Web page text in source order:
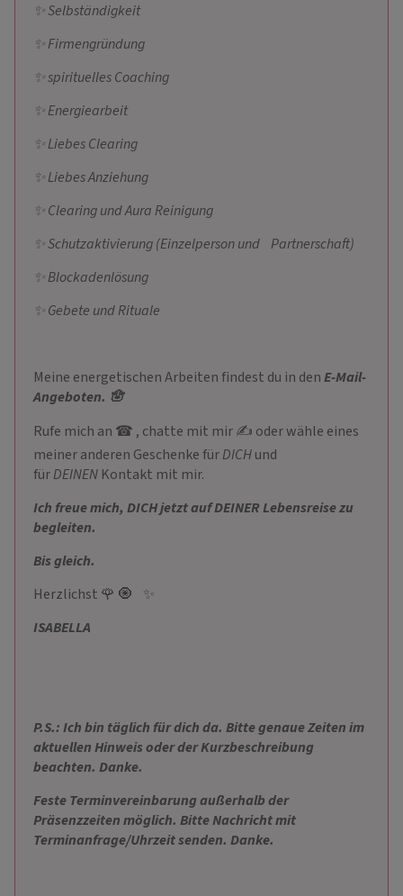
✨ Selbständigkeit
✨ Firmengründung
✨ spirituelles Coaching
✨ Energiearbeit
✨ Liebes Clearing
✨ Liebes Anziehung
✨ Clearing und Aura Reinigung
✨ Schutzaktivierung (Einzelperson und Partnerschaft)
✨ Blockadenlösung
✨ Gebete und Rituale
Meine energetischen Arbeiten findest du in denE-Mail-
Angeboten. 🪬
Rufe mich an ☎ ️, chatte mit mir ✍ oder wähle eines
meiner anderen Geschenke fürDICHund
fürDEINEN Kontakt mit mir.
Ich freue mich, DICH jetzt auf DEINER Lebensreise zu
begleiten.
Bis gleich.
Herzlichst 🌹 🧿 ✨
ISABELLA
P.S.: Ich bin täglich für dich da. Bitte genaue Zeiten im
aktuellen Hinweis oder der Kurzbeschreibung
beachten. Danke.
Feste Terminvereinbarung außerhalb der
Präsenzzeiten möglich. Bitte Nachricht mit
Terminanfrage/Uhrzeit senden. Danke.